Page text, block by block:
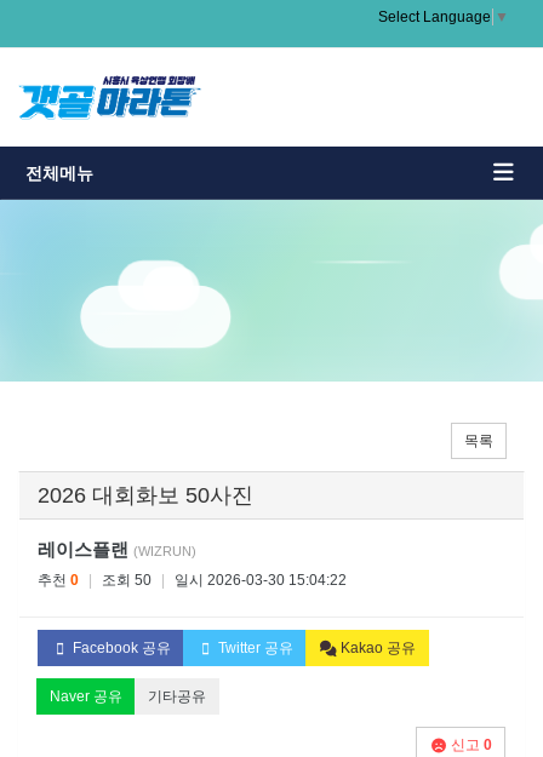
Select Language ▼
전체메뉴
목록
2026 대회화보 50사진
레이스플랜 (WIZRUN)
추천 0 조회 50 일시 2026-03-30 15:04:22
Facebook 공유 Twitter 공유 Kakao 공유
Naver 공유 기타공유
신고 0